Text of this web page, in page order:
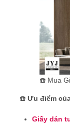
☎️ Mua
☎️ Ưu điểm
Giấy dán